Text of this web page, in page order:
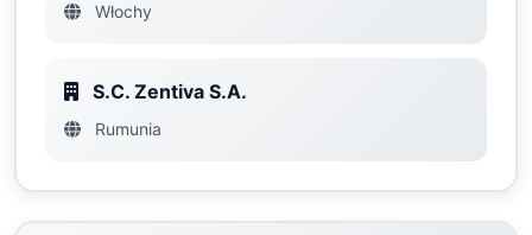
Włochy
S.C. Zentiva S.A.
Rumunia